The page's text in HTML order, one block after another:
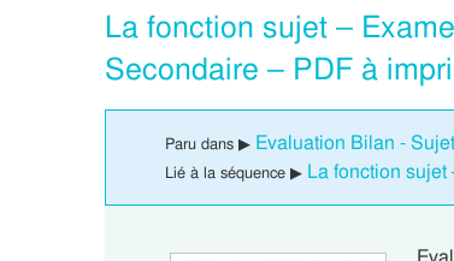
La fonction sujet –
Secondaire – PDF à
Paru dans ▶ Evaluation Bilan -
Lié à la séquence ▶ La fonction